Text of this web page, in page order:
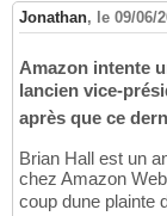
Jonathan, le 09/06/
Amazon intente
lancien vice-
après que ce
Brian Hall est un
chez Amazon
coup dune